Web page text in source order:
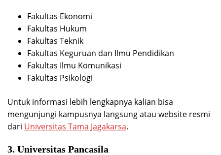
Fakultas Ekonomi
Fakultas Hukum
Fakultas Teknik
Fakultas Keguruan dan Ilmu Pendidikan
Fakultas Ilmu Komunikasi
Fakultas Psikologi
Untuk informasi lebih lengkapnya kalian bisa
mengunjungi kampusnya langsung atau website resmi
dari Universitas Tama Jagakarsa.
3. Universitas Pancasila